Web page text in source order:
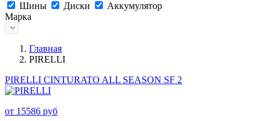
Шины
Диски
Аккумулятор
Марка
Главная
PIRELLI
PIRELLI CINTURATO ALL SEASON SF 2
от 15586 руб